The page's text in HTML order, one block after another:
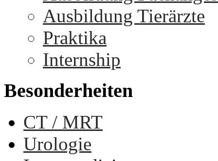
Ausbildung Tierärzte
Praktika
Internship
Besonderheiten
CT / MRT
Urologie